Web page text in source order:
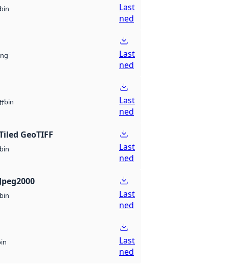
bin
Last
ned
Last
ned
bin
Last
ned
GeoTIFF
bin
Last
ned
bin
Last
ned
Last
ned